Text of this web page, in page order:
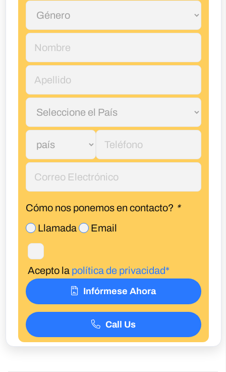
Cómo nos ponemos en contacto?
Llamada
Email
Acepto lapolítica de privacidad*
Infórmese Ahora
Llámanos
Related posts